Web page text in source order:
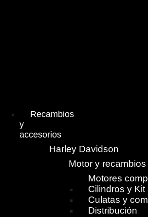
Menú
Recambios
y
accesorios
Harley Davidson
Motor y recambios
Motores
Cilindros y Kit
Culatas y
Distribución